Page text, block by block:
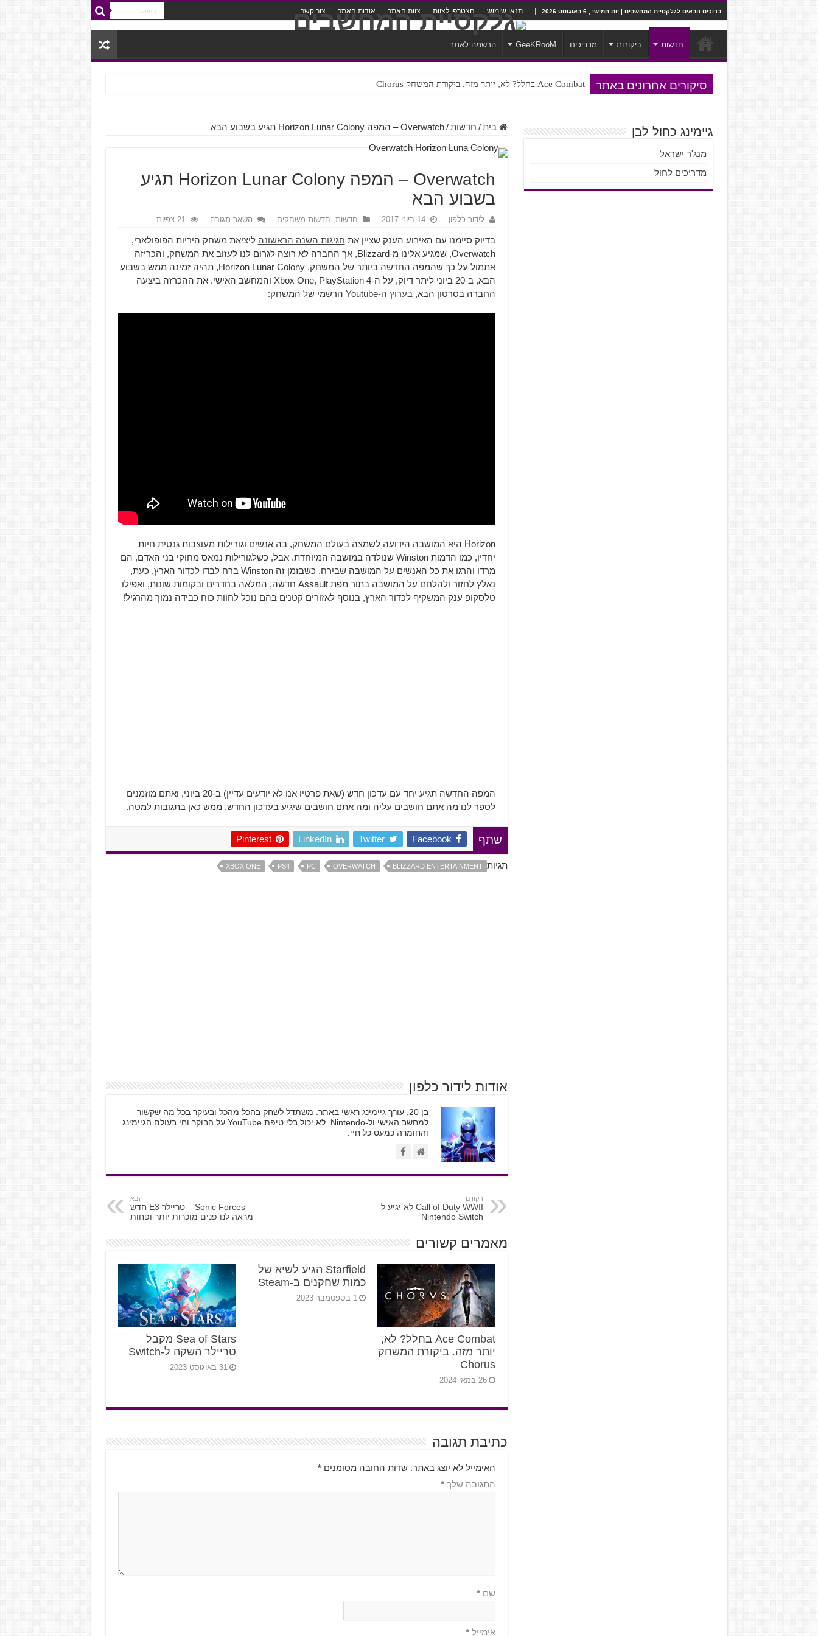
ברוכים הבאים לגלקסיית המחשבים | יום חמישי , 6 באוגוסט 2026 תנאי שימוש הצטרפו לצוות צוות האתר אודות האתר צור קשר
חדשות ביקורות מדריכים GeeKRooM הרשמה לאתר
סיקורים אחרונים באתר Ace Combat בחלל? לא, יותר מזה. ביקורת המשחק Chorus
Steven Universe והשירים שתורגמו בצורה נוראית לעברית
בית / חדשות / Overwatch – המפה Horizon Lunar Colony תגיע בשבוע הבא
Overwatch – המפה Horizon Lunar Colony תגיע
בשבוע הבא
לידור כלפון 14 ביוני 2017 חדשות, חדשות משחקים השאר תגובה 21 צפיות
בדיוק סיימנו עם האירוע הענק שציין את חגיגות השנה הראשונה ליציאת משחק היריות הפופולארי,
Overwatch, שמגיע אלינו מ-Blizzard, אך החברה לא רוצה לגרום לנו לעזוב את המשחק, והכריזה
אתמול על כך שהמפה החדשה ביותר של המשחק, Horizon Lunar Colony, תהיה זמינה ממש בשבוע
הבא, ב-20 ביוני ליתר דיוק, על ה-Xbox One, PlayStation 4 והמחשב האישי. את ההכרזה ביצעה
החברה בסרטון הבא, בערוץ ה-Youtube הרשמי של המשחק:
Horizon היא המושבה הידועה לשמצה בעולם המשחק, בה אנשים וגורילות מעוצבות גנטית חיות
יחדיו, כמו הדמות Winston שנולדה במושבה המיוחדת. אבל, כשלגורילות נמאס מחוקי בני האדם, הם
מרדו והרגו את כל האנשים על המושבה שבירח, כשבזמן זה Winston ברח לבדו לכדור הארץ. כעת,
נאלץ לחזור ולהלחם על המושבה בתור מפת Assault חדשה, המלאה בחדרים ובקומות שונות, ואפילו
טלסקופ ענק המשקיף לכדור הארץ, בנוסף לאזורים קטנים בהם נוכל לחוות כוח כבידה נמוך מהרגיל!
המפה החדשה תגיע יחד עם עדכון חדש (שאת פרטיו אנו לא יודעים עדיין) ב-20 ביוני, ואתם מוזמנים
לספר לנו מה אתם חושבים עליה ומה אתם חושבים שיגיע בעדכון החדש, ממש כאן בתגובות למטה.
שתף Facebook
Twitter
LinkedIn
Pinterest
תגיות BLIZZARD ENTERTAINMENT
OVERWATCH
PC
PS4
XBOX ONE
אודות לידור כלפון
בן 20, עורך גיימינג ראשי באתר. משתדל לשחק בהכל מהכל ובעיקר בכל מה שקשור
למחשב האישי ול-Nintendo. לא יכול בלי טיפת YouTube על הבוקר וחי בעולם הגיימינג
והחומרה כמעט כל חיי.
הקודם
Call of Duty WWII לא יגיע ל-
Nintendo Switch
הבא
Sonic Forces – טריילר E3 חדש
מראה לנו פנים מוכרות יותר ופחות
מאמרים קשורים
Ace Combat בחלל? לא,
יותר מזה. ביקורת המשחק
Chorus
26 במאי 2024
Starfield הגיע לשיא של
כמות שחקנים ב-Steam
1 בספטמבר 2023
Sea of Stars מקבל
טריילר השקה ל-Switch
31 באוגוסט 2023
כתיבת תגובה
האימייל לא יוצג באתר. שדות החובה מסומנים*
התגובה שלך*
שם*
אימייל*
גיימינג כחול לבן
מנג'ר ישראל
מדריכים לחול